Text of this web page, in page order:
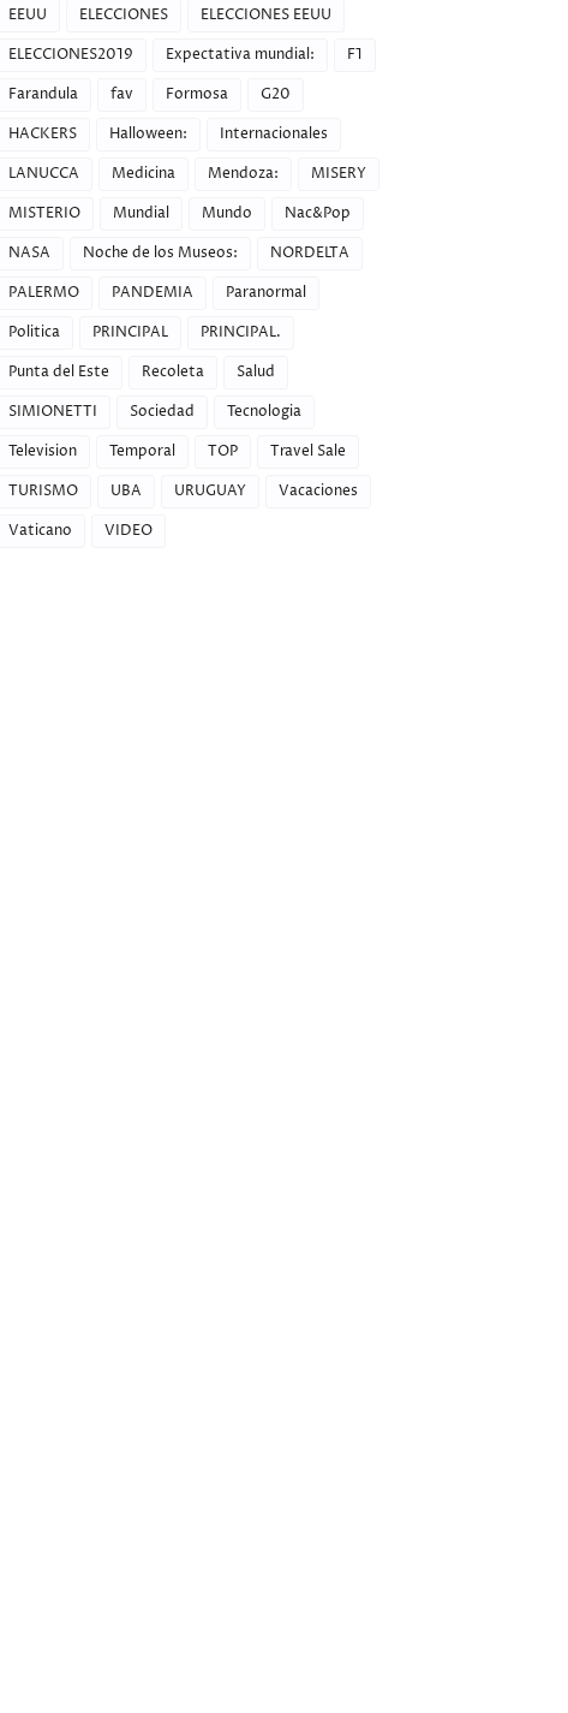
Saludos Y GRACIAS."
EEUU
ELECCIONES
ELECCIONES EEUU
ELECCIONES2019
Expectativa mundial:
F1
Farandula
fav Formosa
G20
HACKERS
Halloween:
Internacionales
LANUCCA
Medicina Mendoza:
MISERY
MISTERIO
Mundial Mundo
Nac&Pop
NASA
Noche de los Museos:
NORDELTA
PALERMO
PANDEMIA
Paranormal
Politica
PRINCIPAL
PRINCIPAL.
Punta del Este
Recoleta
Salud
SIMIONETTI
Sociedad
Tecnologia
Television
Temporal TOP
Travel Sale
TURISMO
UBA URUGUAY
Vacaciones
Vaticano
VIDEO